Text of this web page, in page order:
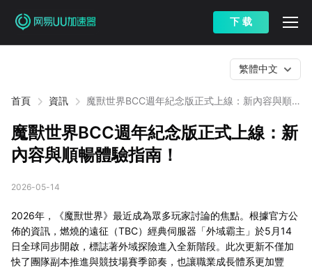
下 载
首頁 資訊
魔獸世界BCC週年紀念版正式上線：新內容與順
繁體中文
魔獸世界BCC週年紀念版正式上線：新
內容與順暢體驗指南！
2026-05-14
2026年，《魔獸世界》最近成為眾多玩家討論的焦點。根據官方公
佈的資訊，燃燒的遠征（TBC）經典伺服器「外域霸主」於5月14
日全球同步開啟，標誌著外域探險進入全新階段。此次更新不僅加
快了團隊副本推進與競技場賽季節奏，也讓職業成長體系更加豐